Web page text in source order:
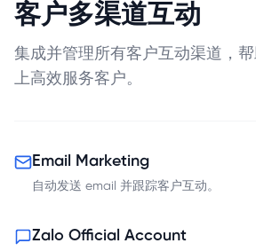
客户多渠道互动
集成并管理所有客户互动渠道，
上高效服务客户。
Email Marketing
自动发送 email 并跟踪客户互动。
Zalo Official Account